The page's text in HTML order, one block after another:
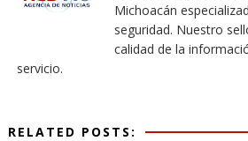
Michoacán
seguridad. Nuestro
calidad de la
servicio.
RELATED POSTS: